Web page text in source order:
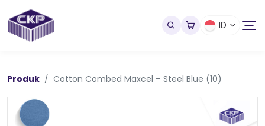
ID
Produk Cotton Combed Maxcel – Steel Blue (10)